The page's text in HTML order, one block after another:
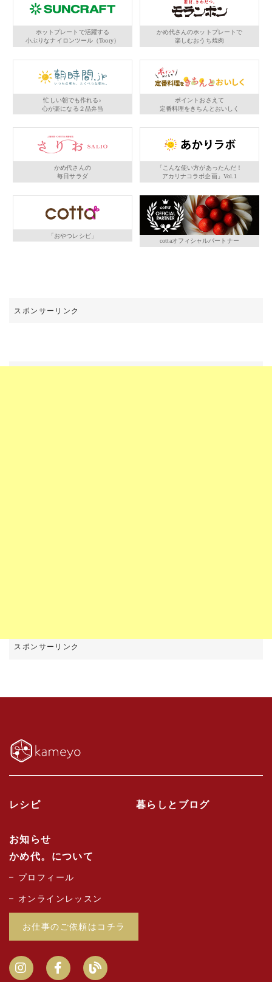
ホットプレートで活躍する
小ぶりなナイロンツール（Toory）
かめ代さんのホットプレートで
楽しむおうち焼肉
忙しい朝でも作れる♪
心が楽になる２品弁当
ポイントおさえて
定番料理をきちんとおいしく
かめ代さんの
毎日サラダ
「こんな使い方があったんだ！
アカリナコラボ企画」Vol.1
「おやつレシピ」
cottaオフィシャルパートナー
レシピ 暮らしとブログ
お知らせ
かめ代。について
プロフィール
オンラインレッスン
お仕事のご依頼はコチラ